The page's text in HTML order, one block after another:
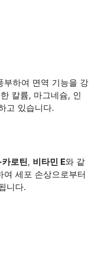
부하여 면역 기능을 강
칼륨, 마그네슘, 인
고 있습니다.
로틴, 비타민 E와 같
여 세포 손상으로부터
니다.